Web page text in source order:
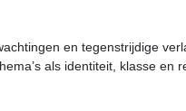
en tegenstrijdige
als identiteit, klasse en